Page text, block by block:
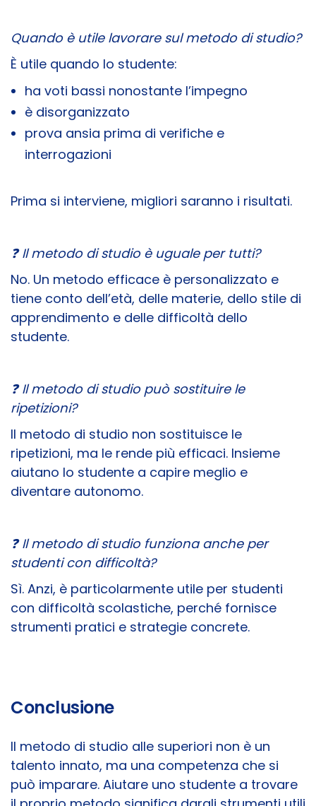
Quando è utile lavorare sul metodo di studio?
È utile quando lo studente:
ha voti bassi nonostante l’impegno
è disorganizzato
prova ansia prima di verifiche e
interrogazioni
Prima si interviene, migliori saranno i risultati.
❓ Il metodo di studio è uguale per tutti?
No. Un metodo efficace è personalizzato e
tiene conto dell’età, delle materie, dello stile di
apprendimento e delle difficoltà dello
studente.
❓ Il metodo di studio può sostituire le
ripetizioni?
Il metodo di studio non sostituisce le
ripetizioni, ma le rende più efficaci. Insieme
aiutano lo studente a capire meglio e
diventare autonomo.
❓ Il metodo di studio funziona anche per
studenti con difficoltà?
Sì. Anzi, è particolarmente utile per studenti
con difficoltà scolastiche, perché fornisce
strumenti pratici e strategie concrete.
Conclusione
Il metodo di studio alle superiori non è un
talento innato, ma una competenza che si
può imparare. Aiutare uno studente a trovare